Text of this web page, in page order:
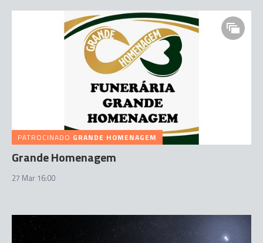
PATROCINADO GRANDE HOMENAGEM
Grande Homenagem
27 Mar 16:00